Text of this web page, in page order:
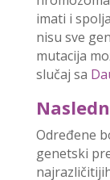
imati i
nisu sve
mutacija
slučaj sa
Određene
genetski